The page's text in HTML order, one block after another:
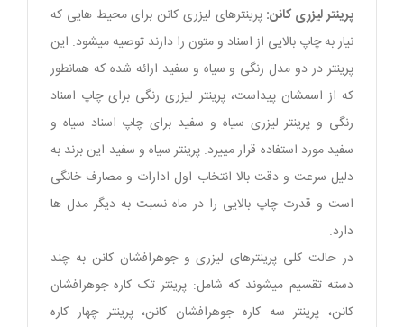
پرینتر لیزری کانن: پرینترهای لیزری کانن برای محیط هایی که
نیار به چاپ بالایی از اسناد و متون را دارند توصیه میشود. این
پرینتر در دو مدل رنگی و سیاه و سفید ارائه شده که همانطور
که از اسمشان پیداست، پرینتر لیزری رنگی برای چاپ اسناد
رنگی و پرینتر لیزری سیاه و سفید برای چاپ اسناد سیاه و
سفید مورد استفاده قرار مییرد. پرینتر سیاه و سفید این برند به
دلیل سرعت و دقت بالا انتخاب اول ادارات و مصارف خانگی
است و قدرت چاپ بالایی را در ماه نسبت به دیگر مدل ها
دارد.
در حالت کلی پرینترهای لیزری و جوهرافشان کانن به چند
دسته تقسیم میشوند که شامل: پرینتر تک کاره جوهرافشان
کانن، پرینتر سه کاره جوهرافشان کانن، پرینتر چهار کاره